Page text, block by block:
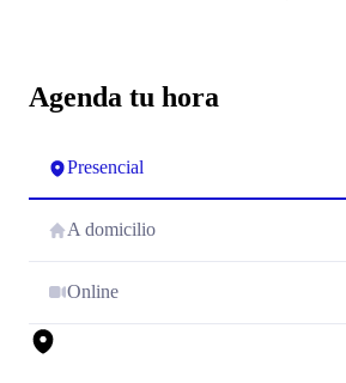
Agenda tu hora
Presencial
A domicilio
Online